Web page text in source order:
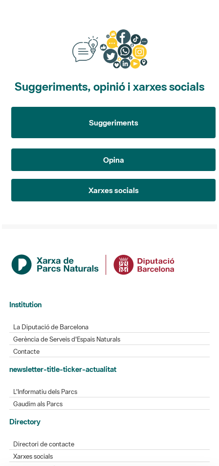
Suggeriments, opinió i xarxes socials
Suggeriments
Opina
Xarxes socials
Institution
La Diputació de Barcelona
Gerència de Serveis d'Espais Naturals
Contacte
newsletter-title-ticker-actualitat
L'Informatiu dels Parcs
Gaudim als Parcs
Directory
Directori de contacte
Xarxes socials